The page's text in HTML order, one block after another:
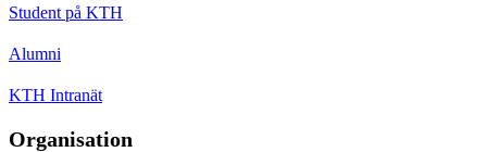
Student på KTH
Alumni
KTH Intranät
Organisation